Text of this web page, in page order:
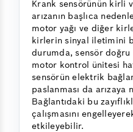
Krank sensörünün kirli
arızanın başlıca
motor yağı ve diğer
kirlerin sinyal iletimini
durumda, sensör
motor kontrol ünitesi
sensörün elektrik
paslanması da arızaya
Bağlantıdaki bu
çalışmasını
etkileyebilir.